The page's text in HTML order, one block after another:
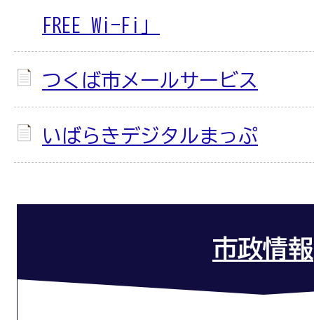
FREE Wi-Fi」
つくば市メールサービス
いばらきデジタルまっぷ
市政情報